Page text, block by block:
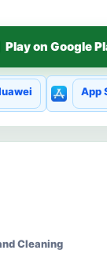
Play on Google
App
Cleaning